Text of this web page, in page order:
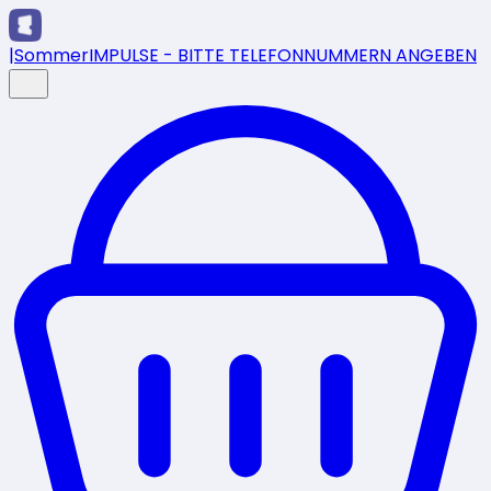
|SommerIMPULSE - BITTE TELEFONNUMMERN ANGEBEN